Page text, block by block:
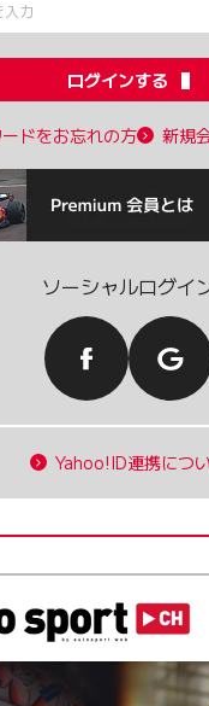
ログインする
ドをお忘れの方 新規
ソーシャルログイ
Yahoo!ID連携につ